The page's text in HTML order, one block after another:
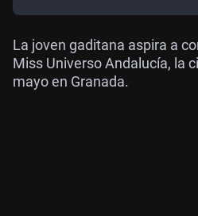
La joven gaditana aspira a
Miss Universo Andalucía, la
mayo en Granada.